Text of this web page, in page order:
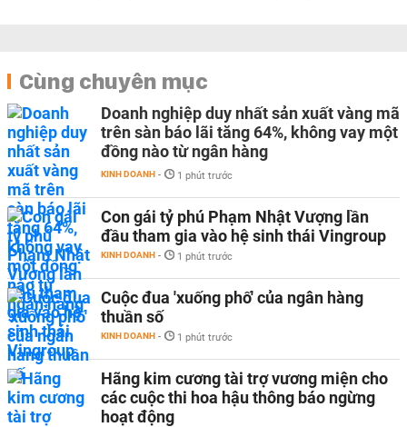
Cùng chuyên mục
Doanh nghiệp duy nhất sản xuất vàng mã
trên sàn báo lãi tăng 64%, không vay một
đồng nào từ ngân hàng
KINH DOANH - 1 phút trước
Con gái tỷ phú Phạm Nhật Vượng lần
đầu tham gia vào hệ sinh thái Vingroup
KINH DOANH - 1 phút trước
Cuộc đua 'xuống phố' của ngân hàng
thuần số
KINH DOANH - 1 phút trước
Hãng kim cương tài trợ vương miện cho
các cuộc thi hoa hậu thông báo ngừng
hoạt động